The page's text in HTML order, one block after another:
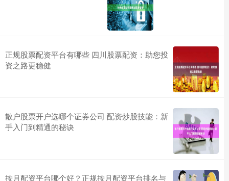
正规股票配资平台有哪些 四川股票配资：助您投
资之路更稳健
散户股票开户选哪个证券公司 配资炒股技能：新
手入门到精通的秘诀
按月配资平台哪个好？正规按月配资平台排名与